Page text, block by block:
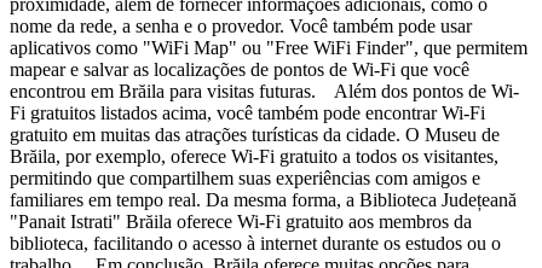
proximidade, além de fornecer informações adicionais, como o
nome da rede, a senha e o provedor. Você também pode usar
aplicativos como "WiFi Map" ou "Free WiFi Finder", que permitem
mapear e salvar as localizações de pontos de Wi-Fi que você
encontrou em Brăila para visitas futuras. Além dos pontos de Wi-
Fi gratuitos listados acima, você também pode encontrar Wi-Fi
gratuito em muitas das atrações turísticas da cidade. O Museu de
Brăila, por exemplo, oferece Wi-Fi gratuito a todos os visitantes,
permitindo que compartilhem suas experiências com amigos e
familiares em tempo real. Da mesma forma, a Biblioteca Județeană
"Panait Istrati" Brăila oferece Wi-Fi gratuito aos membros da
biblioteca, facilitando o acesso à internet durante os estudos ou o